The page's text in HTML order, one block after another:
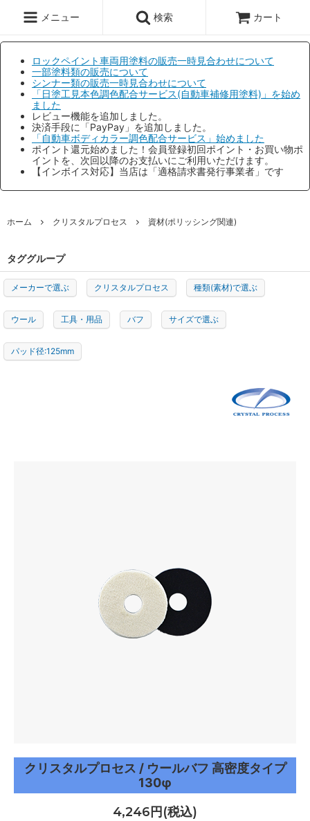
メニュー 検索 カート
ロックペイント車両用塗料の販売一時見合わせについて
一部塗料類の販売について
シンナー類の販売一時見合わせについて
「日塗工見本色調色配合サービス(自動車補修用塗料)」を始め
ました
レビュー機能を追加しました。
決済手段に「PayPay」を追加しました。
「自動車ボディカラー調色配合サービス」始めました
ポイント還元始めました！会員登録初回ポイント・お買い物ポ
イントを、次回以降のお支払いにご利用いただけます。
【インボイス対応】当店は「適格請求書発行事業者」です
ホーム クリスタルプロセス 資材(ポリッシング関連)
タググループ
メーカーで選ぶ クリスタルプロセス 種類(素材)で選ぶ
ウール 工具・用品 バフ サイズで選ぶ
パッド径:125mm
クリスタルプロセス / ウールバフ 高密度タイプ
130φ
4,246円(税込)